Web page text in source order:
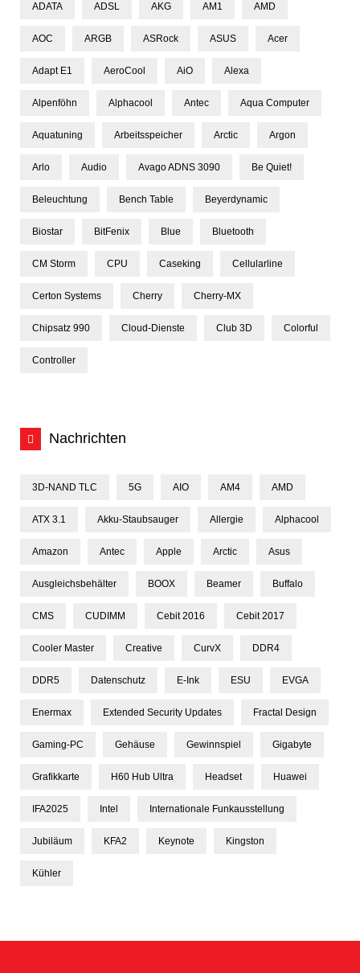
ADATA ADSL AKG AM1 AMD
AOC ARGB ASRock ASUS Acer
Adapt E1 AeroCool AiO Alexa
Alpenföhn Alphacool Antec Aqua Computer
Aquatuning Arbeitsspeicher Arctic Argon
Arlo Audio Avago ADNS 3090 Be Quiet!
Beleuchtung Bench Table Beyerdynamic
Biostar BitFenix Blue Bluetooth
CM Storm CPU Caseking Cellularline
Certon Systems Cherry Cherry-MX
Chipsatz 990 Cloud-Dienste Club 3D Colorful
Controller
Nachrichten
3D-NAND TLC 5G AIO AM4 AMD
ATX 3.1 Akku-Staubsauger Allergie Alphacool
Amazon Antec Apple Arctic Asus
Ausgleichsbehälter BOOX Beamer Buffalo
CMS CUDIMM Cebit 2016 Cebit 2017
Cooler Master Creative CurvX DDR4
DDR5 Datenschutz E-Ink ESU EVGA
Enermax Extended Security Updates Fractal Design
Gaming-PC Gehäuse Gewinnspiel Gigabyte
Grafikkarte H60 Hub Ultra Headset Huawei
IFA2025 Intel Internationale Funkausstellung
Jubiläum KFA2 Keynote Kingston
Kühler